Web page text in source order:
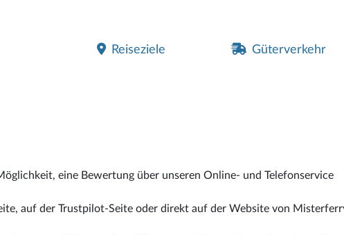
Reiseziele Güterverkehr
eine Bewertung über unseren Online- und Telefonservice
auf der Trustpilot-Seite oder direkt auf der Website von